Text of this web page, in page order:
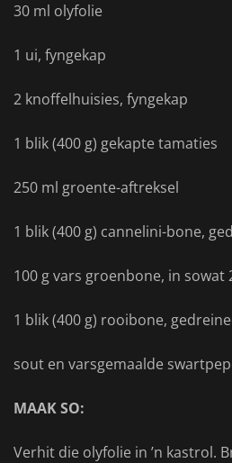
30 ml olyfolie
1 ui, fyngekap
2 knoffelhuisies, fyngekap
1 blik (400 g) gekapte tamaties
250 ml groente-aftreksel
1 blik (400 g) cannelini-bone,
100 g vars groenbone, in sowat
1 blik (400 g) rooibone,
sout en varsgemaalde
MAAK SO:
Verhit die olyfolie in ’n kastrol.